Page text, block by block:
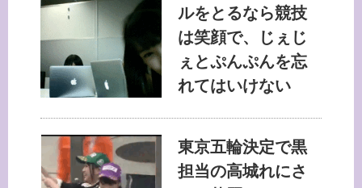
ルをとるなら競技
は笑顔で、じぇじ
ぇとぷんぷんを忘
れてはいけない
東京五輪決定で黒
担当の高城れにさ